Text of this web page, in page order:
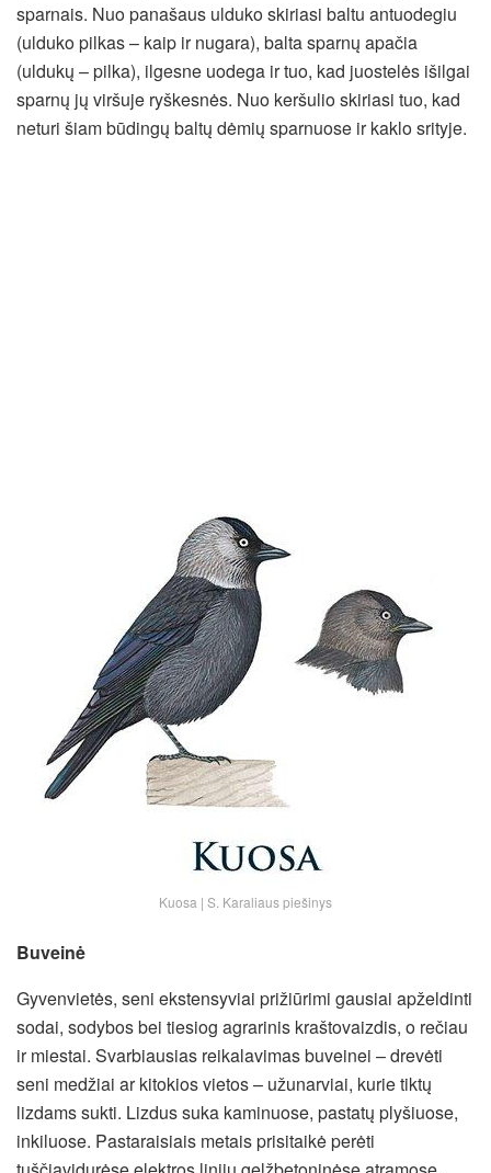
sparnais. Nuo panašaus ulduko skiriasi baltu antuodegiu
(ulduko pilkas – kaip ir nugara), balta sparnų apačia
(uldukų – pilka), ilgesne uodega ir tuo, kad juostelės išilgai
sparnų jų viršuje ryškesnės. Nuo keršulio skiriasi tuo, kad
neturi šiam būdingų baltų dėmių sparnuose ir kaklo srityje.
Kuosa | S. Karaliaus piešinys
Buveinė
Gyvenvietės, seni ekstensyviai prižiūrimi gausiai apželdinti
sodai, sodybos bei tiesiog agrarinis kraštovaizdis, o rečiau
ir miestai. Svarbiausias reikalavimas buveinei – drevėti
seni medžiai ar kitokios vietos – užunarviai, kurie tiktų
lizdams sukti. Lizdus suka kaminuose, pastatų plyšiuose,
inkiluose. Pastaraisiais metais prisitaikė perėti